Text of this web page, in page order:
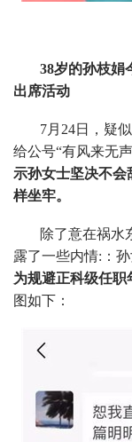
38岁的孙枝娟
出席活动
7月24日，疑
给公号“有风来无
示孙女士坚决不会
样坐牢。
除了意在祸水
露了一些内情:：
为规避正科级任职
图如下：